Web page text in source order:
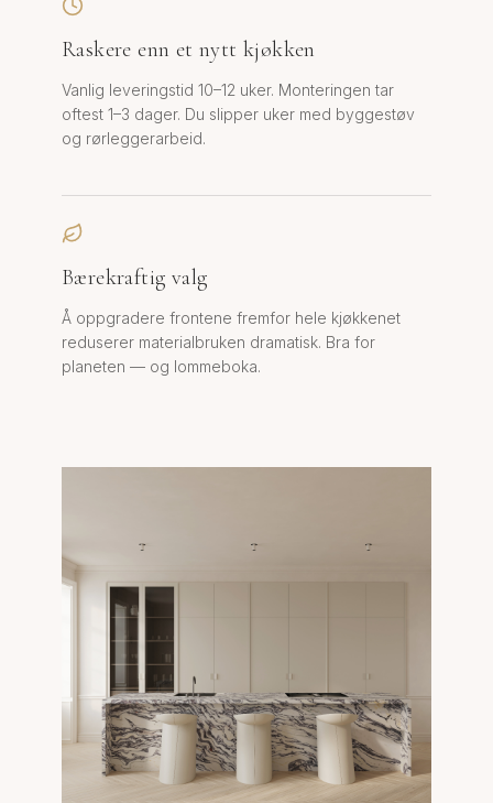
Raskere enn et nytt kjøkken
Vanlig leveringstid 10–12 uker. Monteringen tar
oftest 1–3 dager. Du slipper uker med byggestøv
og rørleggerarbeid.
Bærekraftig valg
Å oppgradere frontene fremfor hele kjøkkenet
reduserer materialbruken dramatisk. Bra for
planeten — og lommeboka.